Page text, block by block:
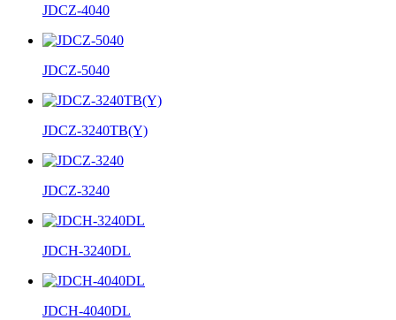
JDCZ-4040
JDCZ-5040
JDCZ-3240TB(Y)
JDCZ-3240
JDCH-3240DL
JDCH-4040DL